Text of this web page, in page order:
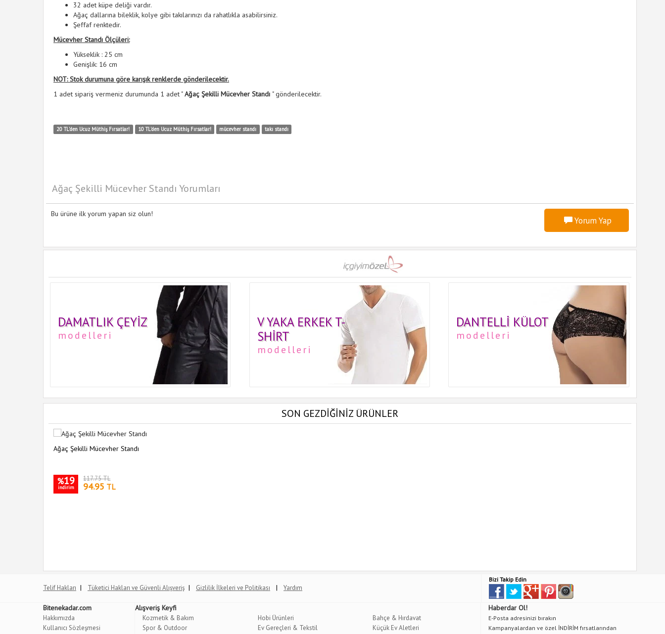
32 adet küpe deliği vardır.
Ağaç dallarına bileklik, kolye gibi takılarınızı da rahatlıkla asabilirsiniz.
Şeffaf renktedir.
Mücevher Standı Ölçüleri:
Yükseklik : 25 cm
Genişlik: 16 cm
NOT: Stok durumuna göre karışık renklerde gönderilecektir.
1 adet sipariş vermeniz durumunda 1 adet "Ağaç Şekilli Mücevher Standı " gönderilecektir.
20 TL'den Ucuz Müthiş Fırsatlar! 10 TL'den Ucuz Müthiş Fırsatlar! mücevher standı takı standı
Ağaç Şekilli Mücevher Standı Yorumları
Bu ürüne ilk yorum yapan siz olun!
Yorum Yap
DAMATLIK ÇEYIZ
modelleri
V YAKA ERKEK T-
SHIRT
modelleri
DANTELLI KÜLOT
modelleri
SON GEZDİĞİNİZ ÜRÜNLER
Ağaç Şekilli Mücevher Standı
%19
indirim
117.75 TL
94.95 TL
Telif Hakları | Tüketici Hakları ve Güvenli Alışveriş | Gizlilik İlkeleri ve Politikası | Yardım
Bizi Takip Edin
Bitenekadar.com
Hakkımızda
Kullanıcı Sözleşmesi
Alışveriş Keyfi
Kozmetik & Bakım
Spor & Outdoor
Hobi Ürünleri
Ev Gereçleri & Tekstil
Bahçe & Hırdavat
Küçük Ev Aletleri
Haberdar Ol!
E-Posta adresinizi bırakın
Kampanyalardan ve özel İNDİRİM fırsatlarından